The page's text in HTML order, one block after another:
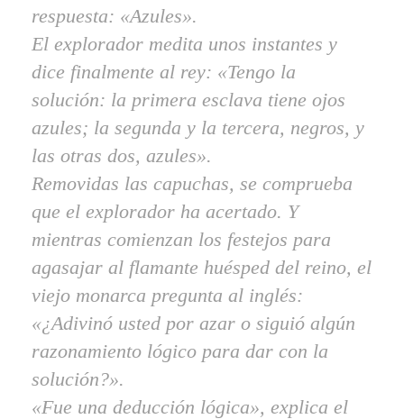
respuesta: «Azules».
El explorador medita unos instantes y
dice finalmente al rey: «Tengo la
solución: la primera esclava tiene ojos
azules; la segunda y la tercera, negros, y
las otras dos, azules».
Removidas las capuchas, se comprueba
que el explorador ha acertado. Y
mientras comienzan los festejos para
agasajar al flamante huésped del reino, el
viejo monarca pregunta al inglés:
«¿Adivinó usted por azar o siguió algún
razonamiento lógico para dar con la
solución?».
«Fue una deducción lógica», explica el